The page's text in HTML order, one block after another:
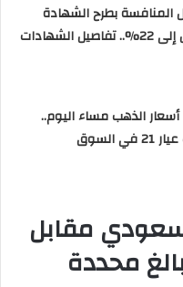
المنافسة بطرح الشهادة
البلاتينية بعائد يصل إلى 22%.. تفاصيل الشهادات
الذهب مساء اليوم..
السوق
مقابل
محددة